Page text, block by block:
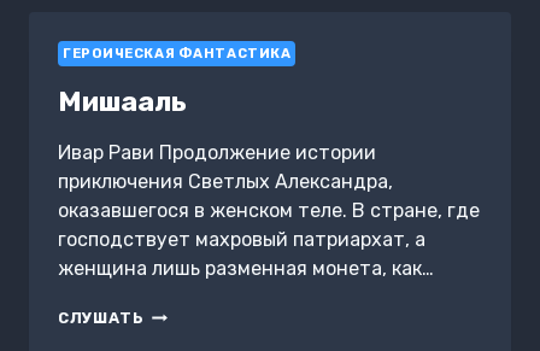
ГЕРОИЧЕСКАЯ ФАНТАСТИКА
Мишааль
Ивар Рави Продолжение истории
приключения Светлых Александра,
оказавшегося в женском теле. В стране, где
господствует махровый патриархат, а
женщина лишь разменная монета, как…
СЛУШАТЬ МИШААЛЬ